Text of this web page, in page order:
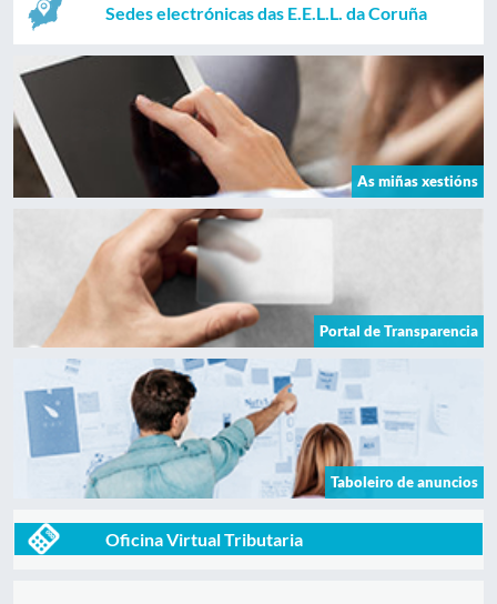
Sedes electrónicas das E.E.L.L. da Coruña
As miñas xestións
Portal de Transparencia
Taboleiro de anuncios
Oficina Virtual Tributaria